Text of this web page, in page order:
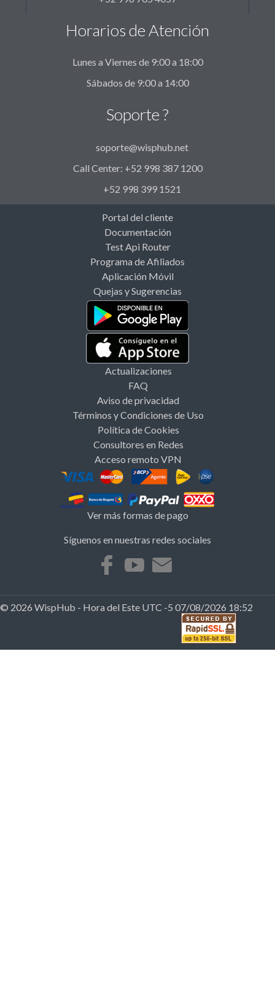
Horarios de Atención
Lunes a Viernes de 9:00 a 18:00
Sábados de 9:00 a 14:00
Soporte ?
soporte@wisphub.net
Call Center: +52 998 387 1200
+52 998 399 1521
Portal del cliente
Documentación
Test Api Router
Programa de Afiliados
Aplicación Móvil
Quejas y Sugerencias
Actualizaciones
FAQ
Aviso de privacidad
Términos y Condiciones de Uso
Política de Cookies
Consultores en Redes
Acceso remoto VPN
Ver más formas de pago
Síguenos en nuestras redes sociales
© 2026 WispHub - Hora del Este UTC -5 07/08/2026 18:52